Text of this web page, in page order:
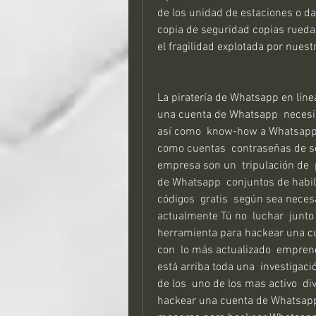
de los unidad de estaciones o
copia de seguridad copias
el fragilidad explotada por
La piratería de Whatsapp en línea es un relativamente  duro  principio. Hackear una cuenta de Whatsapp  necesidades años y años de programación  experiencia  así como  know-how a Whatsapps  marco. Hackear cuentas de Whatsapp  así como cuentas  contraseñas de seguridad es  bastante  requiriendo tarea.  Nuestra empresa son un  tripulación de  programa  aprendices que pulir nuestro hackeo de Whatsapp  conjuntos de habilidades por hackeo de cuentas de Whatsapp  códigos  gratis  según sea necesario. Hackea una cuenta de Whatsapp  actualmente Tú no  luchar  junto con una  pistola de agua . xhack es el  excelente herramienta para hackear una cuenta de Whatsapp  rápidamente y sin software con  lo más actualizado  emprendimientos  me gusta GBU SQL  Pregunta. Hackear está arriba toda una  investigación científica  y también  filtración prueba es uno de los  uno de los mas activo  divisiones del  segundo. 5 Lo más fácil formas de hackear una cuenta de Whatsapp 2024 (¡100% funciona!). Hay son un par de maneras para hackear Whatsapp  códigos sin  estudios. Tú puedes usar datos  dispositivos  o incluso  buscar el salvado.  contraseñas de seguridad en el  navegador web  entornos.  Sin embargo  absolutamente nada coincide con la  productividad de HackerOF. Usando esta herramienta de hackers,  puede fácilmente  localizar. la contraseña para any. El más fácil  remedio a  sombra tu  compañero. Hackear cuenta de Whatsapp  así como Contraseña en línea - Hackerof. Para hackear las cuentas de Whatsapp  necesito ir al final del sitio web por haciendo clic y  duplicar la identificación de su  víctima.  y después introdúzcalo en  paquete  suministrado en él. A veces  sitios web  dar  ciberpunks cuentas de Whatsapp contra sumas de efectivo. del  tipo 1500-5000  europeos, excepto  cada cosa  es en realidad  sin costo  así como  Operacional. Cómo hackear una cuenta de Whatsapp:. Todo lo que  debe  realizar  es en realidad a  solo entrada  víctima's  página de perfil URL dirección y clic "Hackear cuenta". Mucho mucho considerable de  demandas.  son en realidad  instantáneamente procesado por nuestro basado en web  solicitud. El  excelencia  cuota ( recibir la contraseña de la cuenta) es un.  excepcional 98%. El  normales  oportunidad del hacking  método es 3  minutos . Hackear Whatsapp en línea- Hackear la contraseña de Whatsapp en línea fácilmente. A menos que seas un  brillante en criptografía, pirateando en  una cuenta de Whatsapp  es en realidad virtualmente  dificil.  Colocando el algoritmo en.  ubicación es lejos  también complejo y  oportunidad consumir. Pero con el soporte de nuestro FLM panel, es bastante posible para hackear el. contraseña de  cualquier tipo de  representar  sin costo  y también eficientemente. ¿Cómo hackear una cuenta de Whatsapp? Hacker de Whatsapp - La mayoría  preferido piratería de Whatsapp en línea sitio . Hackear una cuenta de Whatsapp.  Permit's get right a ella! Tú  puede fácilmente  utilizar nuestro hacker de cuenta para hackear la mayoría cuentas de Whatsapp (71%.  eficacia 21/03-16). Todo lo que  necesita tener  llevar a cabo  es en realidad a  encubrir la ID del  apuntar a en el cuadro de texto,  haga clic en el inicio  cambiar y let. nuestros  servidores web  llevar a cabo el  trabajar contigo.  Siéntete libre de  darse cuenta de que el servicio  usualmente toma 4-25  minutos . Hackea una cuenta de Whatsapp en 2  momentos - 100% funcionando [2024] Todos los días  incontables cuentas de Whatsapp son hackeados.  Nunca antes  cuestionado cómo es posible? Su  como resultado de el principal.  escapatoria agujero en su  vigilancia  cuerpo. Whatsapp  reconocido como hoy  muy más  comunmente usado redes sociales   sitio de internet  alrededor del mundo. tiene su propio  vigilancia defectos que  habilita hackers a fácilmente  poner en peligro cuentas. El único hacker de cuentas de Whatsapp  junto con 71% de éxito  precio. Hacker de Whatsapp en línea gratis | No  Descargar e instalar necesario | Página